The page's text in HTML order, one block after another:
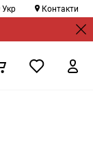
Укр Контакти